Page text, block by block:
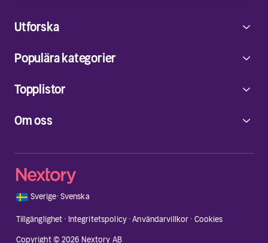
Om oss
Utforska
Populära kategorier
Topplistor
🇸🇪 Sverige·Svenska
Tillgänglighet · Integritetspolicy·Användarvillkor · Cookies
Copyright © 2026 Nextory AB